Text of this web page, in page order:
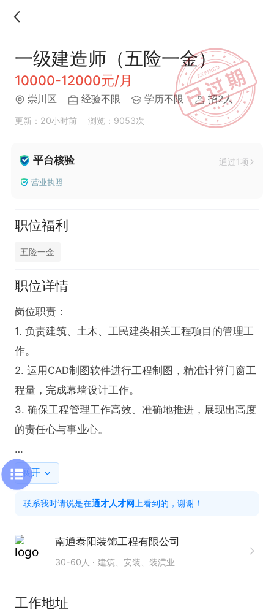
一级建造师（五险一金）
10000-12000元/月
崇川区 经验不限 学历不限 招2人
更新：20小时前 浏览：9053次
平台核验 通过1项
营业执照
职位福利
五险一金
职位详情
岗位职责：
1. 负责建筑、土木、工民建类相关工程项目的管理工
作。
2. 运用CAD制图软件进行工程制图，精准计算门窗工
程量，完成幕墙设计工作。
3. 确保工程管理工作高效、准确地推进，展现出高度
的责任心与事业心。
任职要求：
1、建筑、土木、工民建类相关专业；
2、2年以上工程管理工作经验，有相关行业工程管理
3、熟练使用CAD制图软件，会算门窗工程量、幕墙
展开
联系我时请说是在通才人才网 上看到的，谢谢！
南通泰阳装饰工程有限公司
30-60人 建筑、安装、装潢业
工作地址